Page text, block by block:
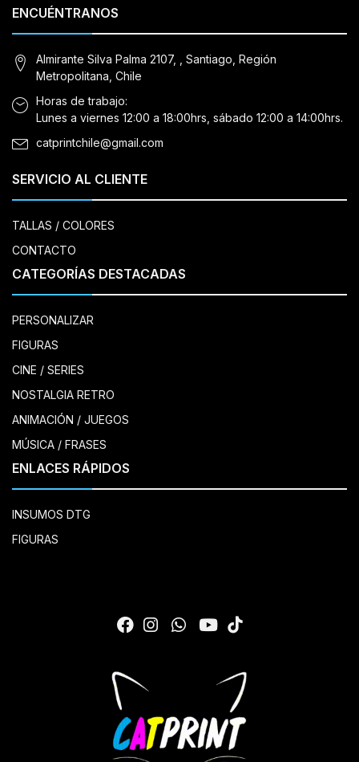
ENCUÉNTRANOS
Almirante Silva Palma 2107, , Santiago, Región
Metropolitana, Chile
Horas de trabajo:
Lunes a viernes 12:00 a 18:00hrs, sábado 12:00 a 14:00hrs.
catprintchile@gmail.com
SERVICIO AL CLIENTE
TALLAS / COLORES
CONTACTO
CATEGORÍAS DESTACADAS
PERSONALIZAR
FIGURAS
CINE / SERIES
NOSTALGIA RETRO
ANIMACIÓN / JUEGOS
MÚSICA / FRASES
ENLACES RÁPIDOS
INSUMOS DTG
FIGURAS